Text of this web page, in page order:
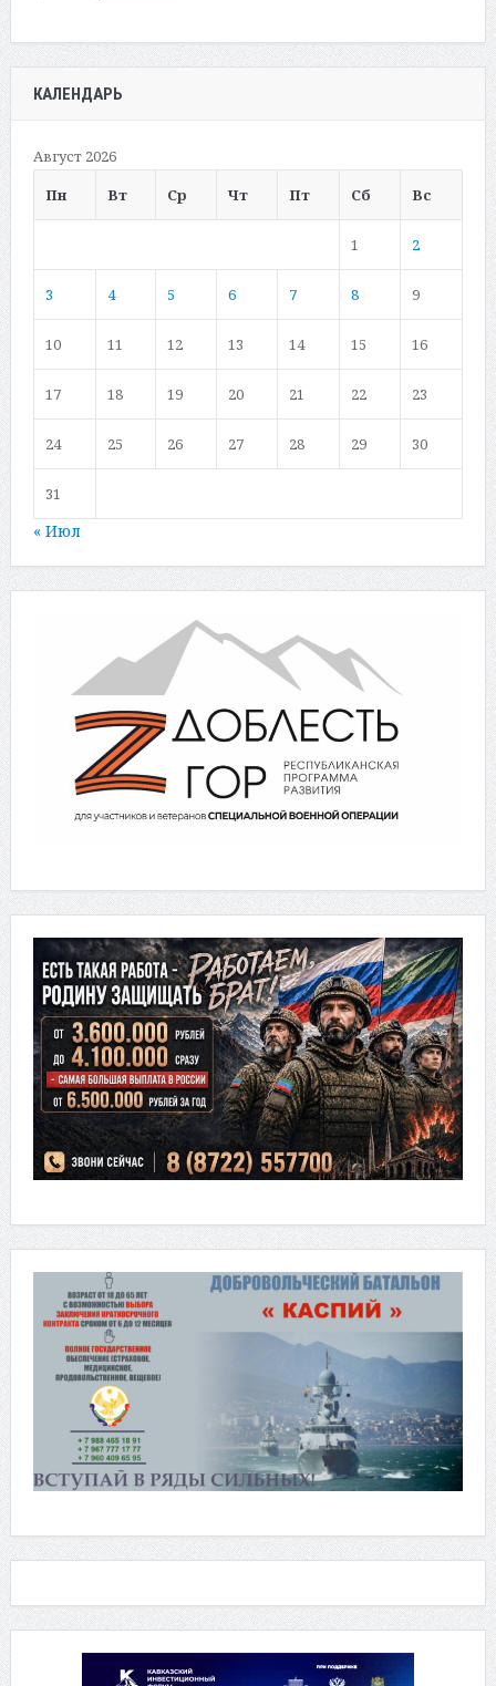
КАЛЕНДАРЬ
Август 2026
Пн
Вт Ср Чт Пт Сб Вс
1 2
3 4 5 6 7 8 9
10 11 12 13 14 15 16
17 18 19 20 21 22 23
24 25 26 27 28 29 30
31
« Июл